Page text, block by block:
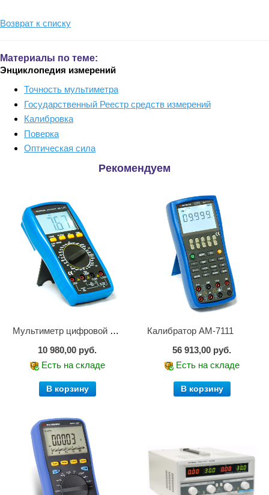
Возврат к списку
Материалы по теме:
Энциклопедия измерений
Точность мультиметра
Государственный Реестр средств измерений
Калибровка
Поверка
Оптическая сила
Рекомендуем
Мультиметр цифровой АМ-1083
10 980,00 руб.
Есть на складе
В корзину
Калибратор АМ-7111
56 913,00 руб.
Есть на складе
В корзину